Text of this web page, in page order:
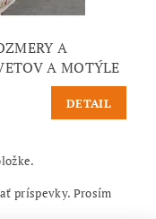
A
A MOTÝLE
DETAIL
príspevky. Prosím